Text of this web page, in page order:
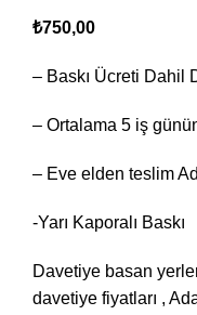
₺750,00
– Baskı Ücreti Dahil
– Ortalama 5 iş
– Eve elden teslim
-Yarı Kaporalı Baskı
Davetiye basan
davetiye fiyatları ,